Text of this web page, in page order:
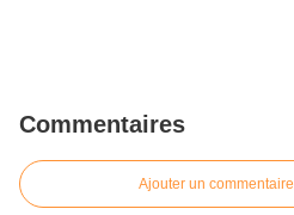
Commentaires
Ajouter un commentaire